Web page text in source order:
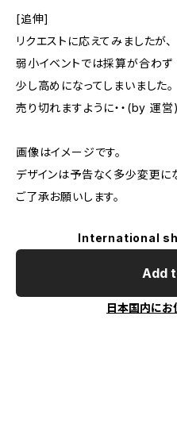
[追伸]
リクエストに応えてみましたが、
弱小イベントでは採算が合わず
少し高めになってしまいました。
売り切れますように・・(by 運営)
画像はイメージです。
デザインは予告なく多少変更に
ご了承お願いします。
International
Add
日本国内にお